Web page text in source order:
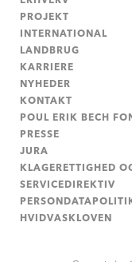
PROJEKT
INTERNATIONAL
LANDBRUG
KARRIERE
NYHEDER
KONTAKT
POUL ERIK BECH
PRESSE
JURA
KLAGERETTIGHED
SERVICEDIREKTIV
HVIDVASKLOVEN